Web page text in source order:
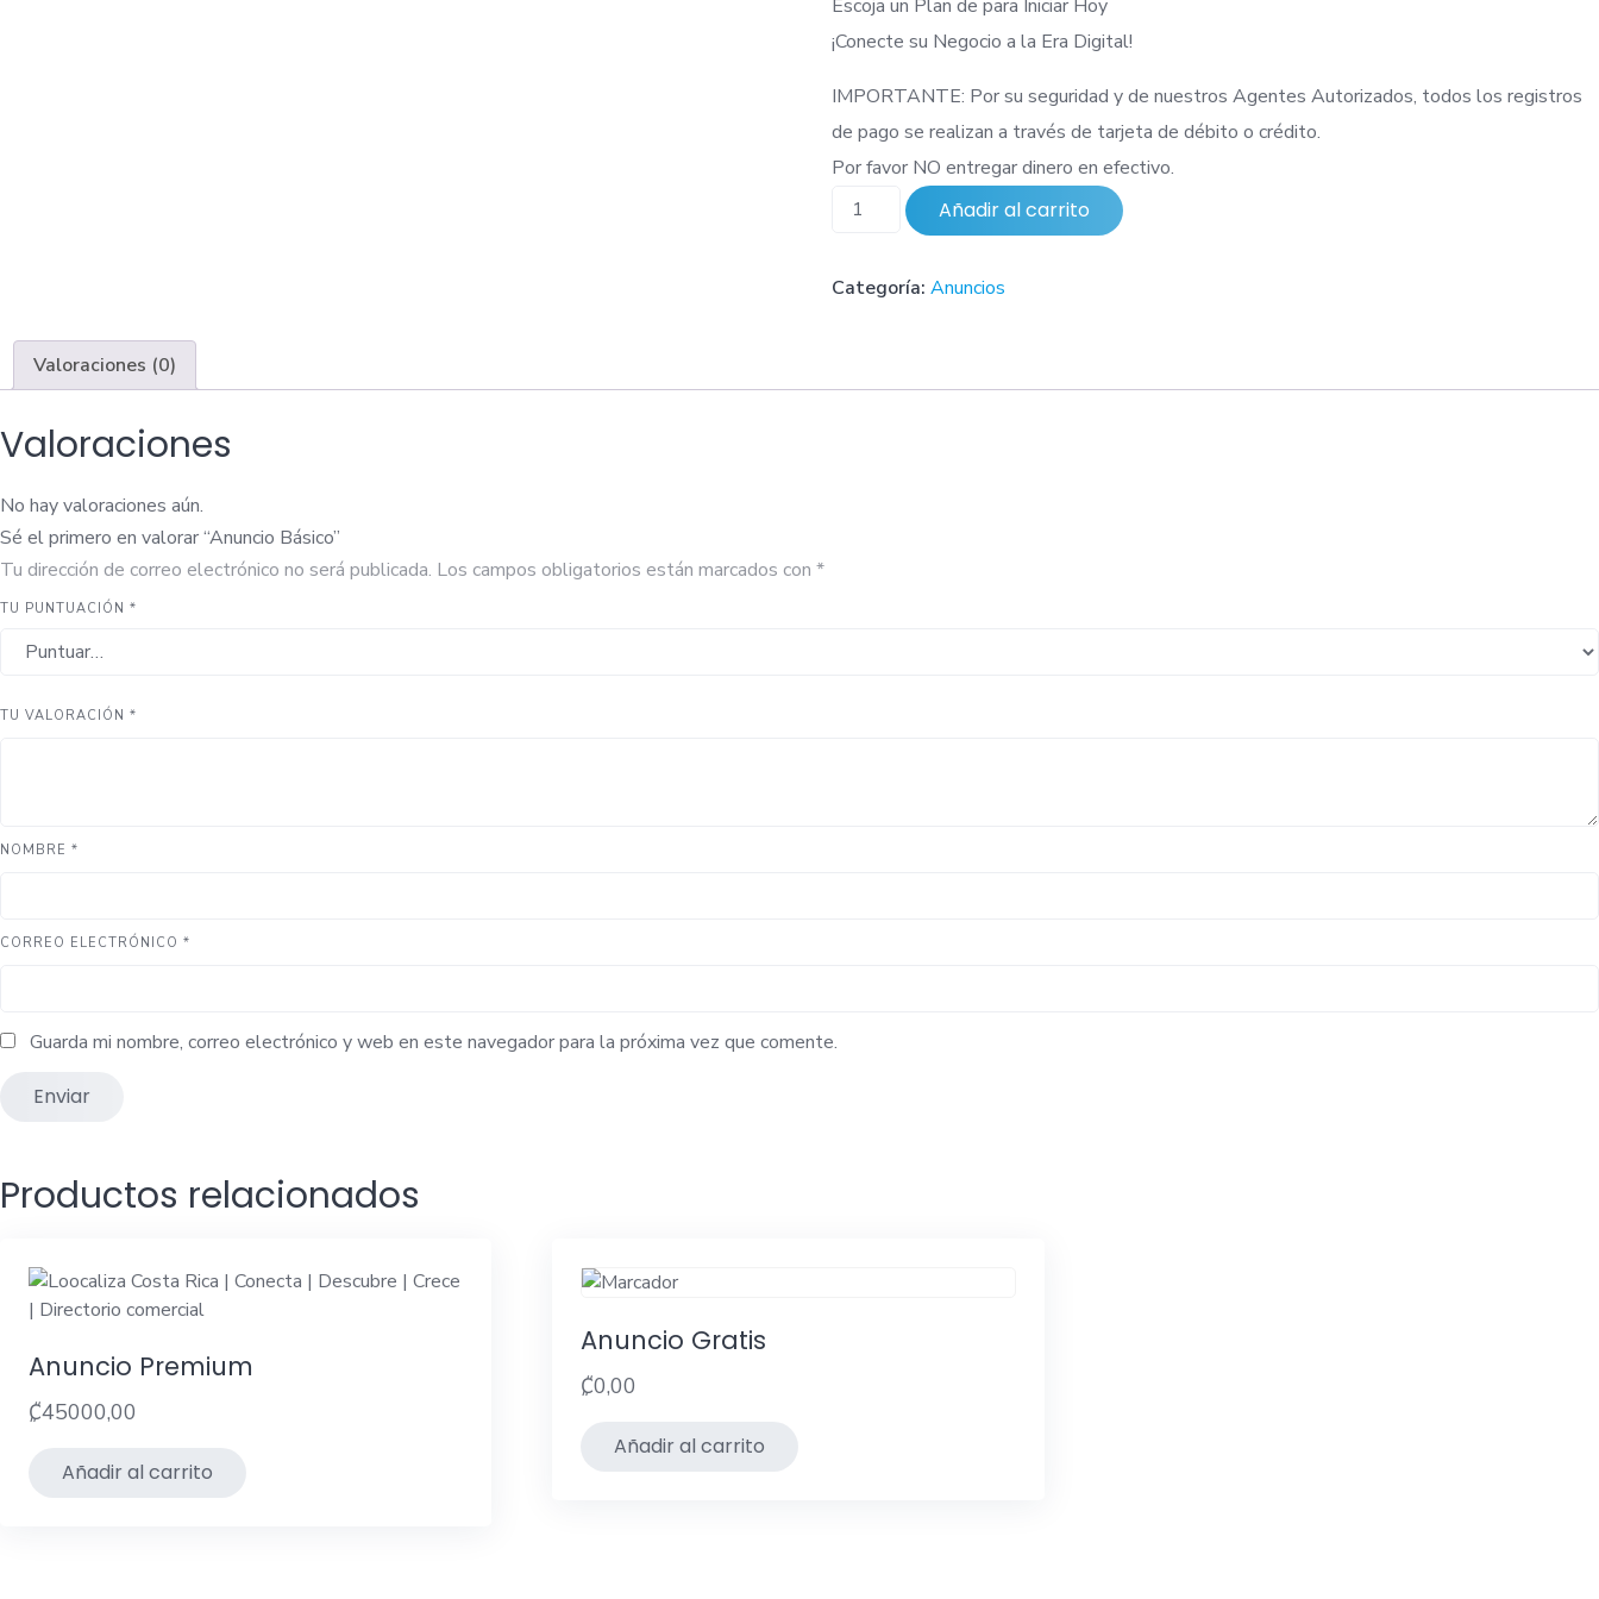
Escoja un Plan de para Iniciar Hoy
¡Conecte su Negocio a la Era Digital!
IMPORTANTE: Por su seguridad y de nuestros Agentes Autorizados, todos los registros
de pago se realizan a través de tarjeta de débito o crédito.
Por favor NO entregar dinero en efectivo.
Anuncio
Añadir al carrito
Categoría: Anuncios
Valoraciones (0)
Valoraciones
No hay valoraciones aún.
Sé el primero en valorar “Anuncio Básico”
Tu dirección de correo electrónico no será publicada. Los campos obligatorios están marcados con *
TU PUNTUACIÓN *
TU VALORACIÓN *
NOMBRE *
CORREO ELECTRÓNICO *
Guarda mi nombre, correo electrónico y web en este navegador para la próxima vez que comente.
Productos relacionados
Anuncio Premium
₡45000,00
Añadir al carrito
Anuncio Gratis
₡0,00
Añadir al carrito